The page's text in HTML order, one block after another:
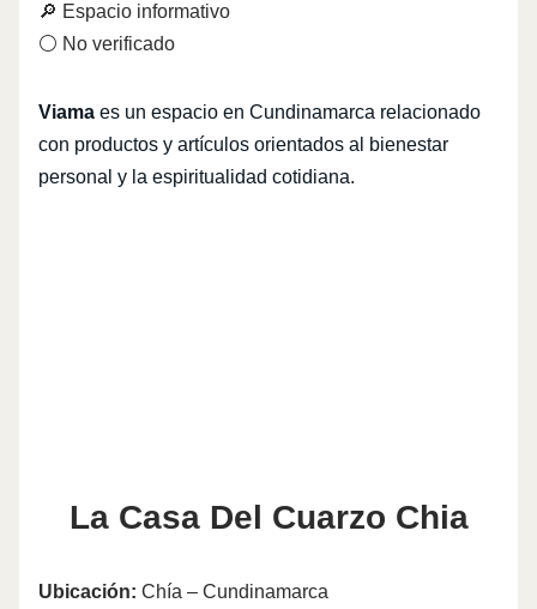
🔎 Espacio informativo
⚪ No verificado
Viama es un espacio en Cundinamarca relacionado
con productos y artículos orientados al bienestar
personal y la espiritualidad cotidiana.
La Casa Del Cuarzo Chia
Ubicación: Chía – Cundinamarca